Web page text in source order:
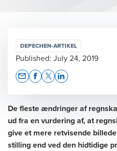
De fleste ændringer af
ud fra en vurdering af, at
give et mere retvisende
stilling end ved den hidtidige
DEPECHEN-ARTIKEL
Published: July 24, 2019